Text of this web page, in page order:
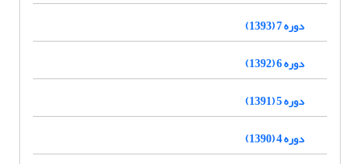
دوره 7 (1393)
دوره 6 (1392)
دوره 5 (1391)
دوره 4 (1390)